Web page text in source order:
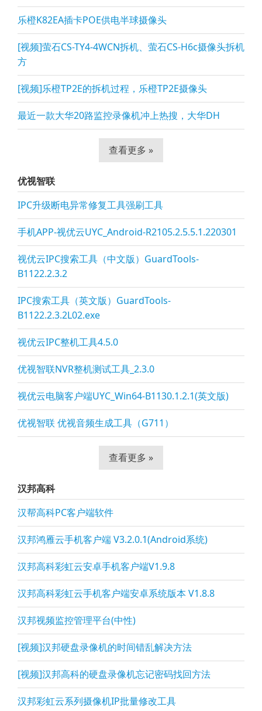
乐橙K82EA插卡POE供电半球摄像头
[视频]萤石CS-TY4-4WCN拆机、萤石CS-H6c摄像头拆机
方
[视频]乐橙TP2E的拆机过程，乐橙TP2E摄像头
最近一款大华20路监控录像机冲上热搜，大华DH
查看更多 »
优视智联
IPC升级断电异常修复工具强刷工具
手机APP-视优云UYC_Android-R2105.2.5.5.1.220301
视优云IPC搜索工具（中文版）GuardTools-
B1122.2.3.2
IPC搜索工具（英文版）GuardTools-
B1122.2.3.2L02.exe
视优云IPC整机工具4.5.0
优视智联NVR整机测试工具_2.3.0
视优云电脑客户端UYC_Win64-B1130.1.2.1(英文版)
优视智联 优视音频生成工具（G711）
查看更多 »
汉邦高科
汉帮高科PC客户端软件
汉邦鸿雁云手机客户端 V3.2.0.1(Android系统)
汉邦高科彩虹云安卓手机客户端V1.9.8
汉邦高科彩虹云手机客户端安卓系统版本 V1.8.8
汉邦视频监控管理平台(中性)
[视频]汉邦硬盘录像机的时间错乱解决方法
[视频]汉邦高科的硬盘录像机忘记密码找回方法
汉邦彩虹云系列摄像机IP批量修改工具